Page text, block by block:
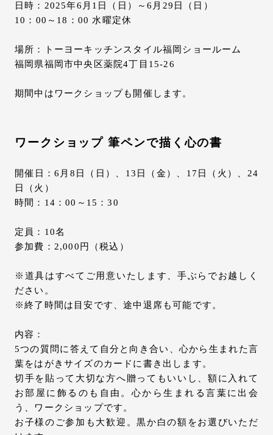
オンライン見積もり ショールームを探す
日時：2025年6月1日（日）～6月29日（日）
10：00～18：00 水曜定休
場所：トーヨーキッチンスタイル福岡ショールーム
福岡県福岡市中央区薬院4丁目15-26
期間中はワークショップも開催します。
ワークショップ 筆ペンで描く心の書
開催日：6月8日（日）、13日（金）、17日（火）、24
日（火）
時間：14：00～15：30
定員：10名
参加費：2,000円（税込）
※道具はすべてご用意いたします、手ぶらでお越しく
ださい。
※終了時間は目安です、途中退席も可能です。
内容：
5つの質問に答えて自分と向き合い、心から生まれた言
葉をはがきサイズのカードに書き出します。
切手を貼って大切な方へ贈ってもいいし、額に入れて
お部屋に飾るのも自由。心から生まれる言葉に出会
う、ワークショップです。
お子様のご参加も大歓迎。黒か白の額をお選びいただ